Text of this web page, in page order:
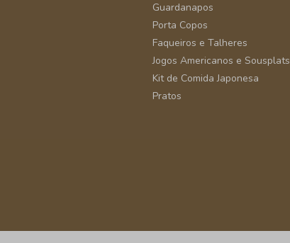
Guardanapos
Porta Copos
Faqueiros e Talheres
Jogos Americanos e Sousplats
Kit de Comida Japonesa
Pratos